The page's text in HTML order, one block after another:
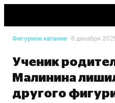
Фигурное катание 6 декабря
Ученик
Малинина
другого